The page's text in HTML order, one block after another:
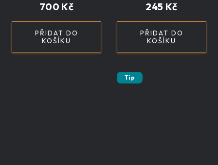
700 Kč
PŘIDAT DO
KOŠÍKU
245 Kč
PŘIDAT DO
KOŠÍKU
Tip